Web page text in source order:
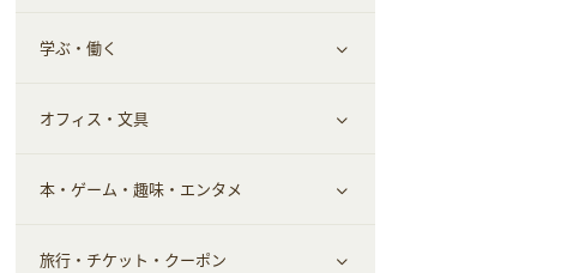
その他投資
その他金融
住まい・暮らし
不動産
引越し
エコ・エネルギー
すべて見る
ギフト・贈答品
学ぶ・働く
すべて見る
習い事・学習・学校
仕事・転職
オフィス・文具
すべて見る
オフィス・文具
本・ゲーム・趣味・エンタメ
すべて見る
旅行・チケット・クーポン